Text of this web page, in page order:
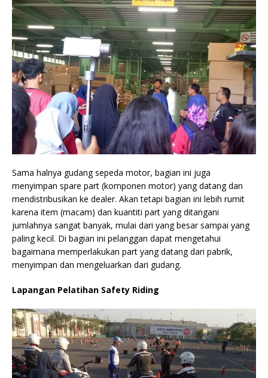
Sama halnya gudang sepeda motor, bagian ini juga
menyimpan spare part (komponen motor) yang datang dan
mendistribusikan ke dealer. Akan tetapi bagian ini lebih rumit
karena item (macam) dan kuantiti part yang ditangani
jumlahnya sangat banyak, mulai dari yang besar sampai yang
paling kecil. Di bagian ini pelanggan dapat mengetahui
bagaimana memperlakukan part yang datang dari pabrik,
menyimpan dan mengeluarkan dari gudang.
Lapangan Pelatihan Safety Riding